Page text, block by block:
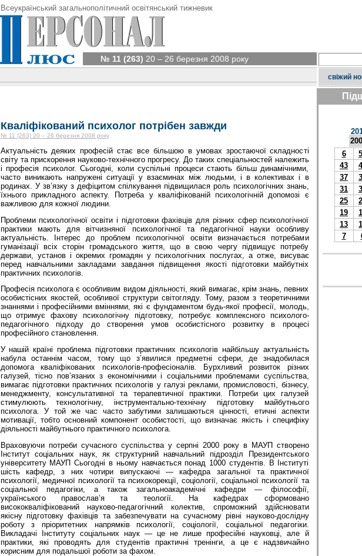
Всеукраїнський загальнополітичний освітянський тижневик
№ 11 (263) 20 – 26 березня 2008 року
свіжий
Кваліфікований психолог потрібен завжди
№ 11 (263) 20 – 26 березня 2008 року
Актуальність деяких професій стає все більшою в умовах зростаючої складності
світу та прискорення науково-технічного прогресу. До таких спеціальностей належить
і професія психолог. Сьогодні, коли суспільні процеси стають більш динамічними,
часто виникають напружені ситуації у взаєминах між людьми, і в колективах і в
родинах. У зв’язку з дефіцитом спілкування підвищилася роль психологічних знань,
їхнього прикладного аспекту. Потреба у кваліфікованій психологічній допомозі є
важливою для кожної людини.
Проблеми психологічної освіти і підготовки фахівців для різних сфер психологічної
практики мають для вітчизняної психологічної та педагогічної науки особливу
актуальність. Інтерес до проблем психологічної освіти визначається потребами
гуманізації всіх сторін громадського життя, що в свою чергу підвищує потребу
держави, установ і окремих громадян у психологічних послугах, а отже, висуває
перед навчальними закладами завдання підвищення якості підготовки майбутніх
практичних психологів.
Професія психолога є особливим видом діяльності, який вимагає, крім знань, певних
особистісних якостей, особливої структури світогляду. Тому, разом з теоретичними
знаннями і професійними вміннями, які є фундаментом будь-якої професії, молодь,
що отримує фахову психологічну підготовку, потребує комплексного психолого-
педагогічного підходу до створення умов особистісного розвитку в процесі
професійного становлення.
У нашій країні проблема підготовки практичних психологів найбільшу актуальність
набула останнім часом, тому що з’явилися предметні сфери, де знадобилася
допомога кваліфікованих психологів-професіоналів. Бурхливий розвиток різних
галузей, тісно пов’язаних з економічними і соціальними проблемами суспільства,
вимагає підготовки практичних психологів у галузі реклами, промисловості, бізнесу,
менеджменту, консультативної та терапевтичної практики. Потреби цих галузей
стимулюють технологічну, інструментально-технічну підготовку майбутнього
психолога. У той же час часто забутими залишаються цінності, етичні аспекти
мотивації, тобто основний компонент особистості, що визначає якість і специфіку
діяльності майбутнього практичного психолога.
Враховуючи потреби сучасного суспільства у серпні 2000 року в МАУП створено
Інститут соціальних наук, як структурний навчальний підрозділ Президентського
університету МАУП Сьогодні в ньому навчається понад 1000 студентів. В Інституті
шість кафедр, з них чотири випускаючі — кафедра загальної та практичної
психології, медичної психології та психокорекції, соціології, соціальної психології та
соціальної педагогіки, а також загальноакадемічні кафедри — філософії,
українського православ’я та теології. На кафедрах сформовано
висококваліфікований науково-педагогічний колектив, спроможний здійснювати
якісну підготовку фахівців та забезпечувати на сучасному рівні науково-дослідну
роботу з пріоритетних напрямків психології, соціології, соціальної педагогіки.
Викладачі Інституту соціальних наук — це не лише професійні науковці, але й
практики, які проводять для студентів практичні тренінги, а це є надзвичайно
корисним для подальшої роботи за фахом.
6
43
37
31
25
19
13
7